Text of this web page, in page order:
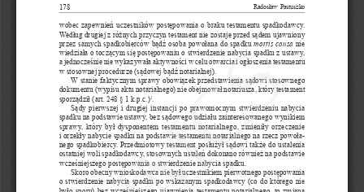
Radosław Pastuszko
178
wobec zapewnień uczestników postępowania o braku testamentu spadkodawcy.
Według drugiej z różnych przyczyn testament nie zostaje przed sądem ujawniony
przez samych spadkobierców bądź osoba powołana do spadku mortis causa nie
wiedziała o toczącym się postępowaniu o stwierdzenie nabycia spadku z ustawy,
a jednocześnie nie wykazywała aktywności wcelu otwarcia i ogłoszenia testamentu
w stosownej procedurze (sądowej bądź notarialnej).
W stanie faktycznym sprawy obowiązek przedstawienia sądowi stosownego
dokumentu (wypisu aktu notarialnego) nie obejmował notariusza, który testament
sporządził (art. 248 § 1 k.p.c.)2
Sądy pierwszej i drugiej instancji po prawomocnym stwierdzeniu nabycia
spadku na podstawie ustawy, bez sądowego udziału zainteresowanego wynikiem
sprawy, który był dysponentem testamentu notarialnego, zmieniły orzeczenie
i orzekły nabycie spadku na podstawie testamentu notarialnego na rzecz powoła
nego spadkobiercy. Przedmiotowy testament posłużył sądowi także do ustalenia
ostatniej woli spadkodawcy, stosownych ustaleń dokonano również na podstawie
wcześniejszego postępowania o stwierdzenie nabycia spadku.
Skoro obecny wnioskodawca nie był uczestnikiem pierwotnego postępowania
o stwierdzenie nabycia spadku po wskazanym spadkodawcy (co do którego nie
było sporu) bez wcześniejszego ujawnienia testamentu notarialnego, to zmiana
UMCS